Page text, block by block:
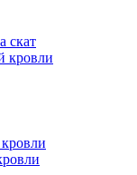
скат
кровли